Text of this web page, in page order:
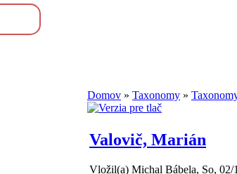
Domov » Taxonomy »
Valovič, Marián
Vložil(a) Michal Bábela, So, 02/